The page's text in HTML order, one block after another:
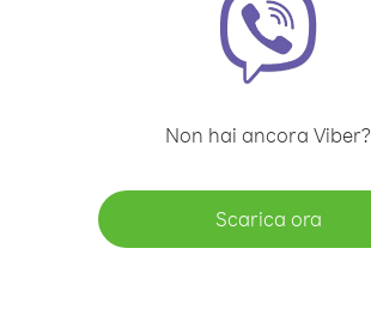
Non hai ancora Viber?
Scarica ora